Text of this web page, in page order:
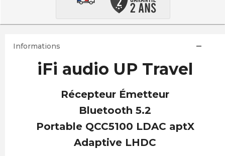
Informations
iFi audio UP Travel
Récepteur Émetteur
Bluetooth 5.2
Portable QCC5100 LDAC aptX
Adaptive LHDC